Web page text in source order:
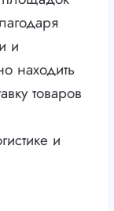
и
находить
товаров
и